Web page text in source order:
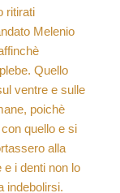
ritirati
Melenio
Quello
ventre e sulle
poichè
quello e si
alla
i denti non lo
indebolirsi.